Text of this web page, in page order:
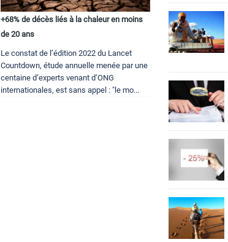
+68% de décès liés à la chaleur en moins
de 20 ans
Le constat de l’édition 2022 du Lancet
Countdown, étude annuelle menée par une
centaine d’experts venant d’ONG
internationales, est sans appel : "le mo...